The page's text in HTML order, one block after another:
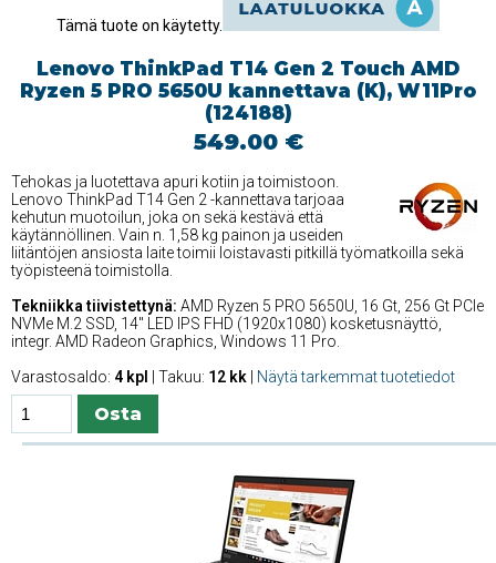
Tämä tuote on käytetty.
Lenovo ThinkPad T14 Gen 2 Touch AMD
Ryzen 5 PRO 5650U kannettava (K), W11Pro
(124188)
549.00 €
Tehokas ja luotettava apuri kotiin ja toimistoon.
Lenovo ThinkPad T14 Gen 2 -kannettava tarjoaa
kehutun muotoilun, joka on sekä kestävä että
käytännöllinen. Vain n. 1,58 kg painon ja useiden
liitäntöjen ansiosta laite toimii loistavasti pitkillä työmatkoilla sekä
työpisteenä toimistolla.
Tekniikka tiivistettynä: AMD Ryzen 5 PRO 5650U, 16 Gt, 256 Gt PCIe
NVMe M.2 SSD, 14'' LED IPS FHD (1920x1080) kosketusnäyttö,
integr. AMD Radeon Graphics, Windows 11 Pro.
Varastosaldo: 4 kpl | Takuu: 12 kk Näytä tarkemmat tuotetiedot